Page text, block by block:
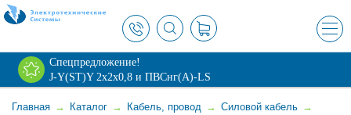
×
Спецпредложение!
J-Y(ST)Y 2х2х0,8 и ПВСнг(А)-LS
Главная → Каталог → Кабель, провод → Силовой кабель →